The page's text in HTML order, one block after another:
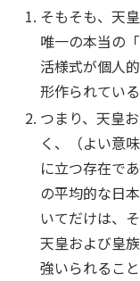
そもそも、天
唯一の本当の
活様式が個人
形作られている
つまり、天皇
く、（よい意
に立つ存在で
の平均的な日
いてだけは、
天皇および皇
強いられるこ